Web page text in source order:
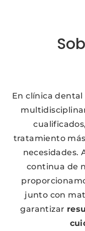
En clínica
tratamiento
necesidades.
continua de
junto con
garantizar